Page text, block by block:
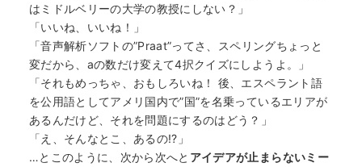
はミドルベリーの大学の教授にしない？」
「いいね、いいね！」
「音声解析ソフトの”Praat”ってさ、スペリングちょっと
変だから、aの数だけ変えて4択クイズにしようよ。」
「それもめっちゃ、おもしろいね！ 後、エスペラント語
を公用語としてアメリ国内で”国”を名乗っているエリアが
あるんだけど、それを問題にするのはどう？」
「え、そんなとこ、あるの!?」
…とこのように、次から次へと アイデアが止まらないミー